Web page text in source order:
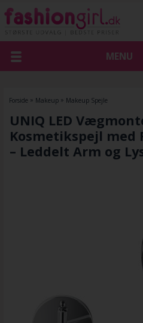
MENU
Forside » Makeup» Makeup Spejle
UNIQ LED
Kosmetikspejl med
– Leddelt Arm og